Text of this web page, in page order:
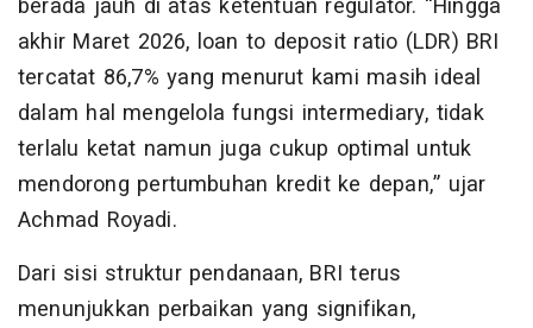
berada jauh di atas ketentuan regulator. “Hingga
akhir Maret 2026, loan to deposit ratio (LDR) BRI
tercatat 86,7% yang menurut kami masih ideal
dalam hal mengelola fungsi intermediary, tidak
terlalu ketat namun juga cukup optimal untuk
mendorong pertumbuhan kredit ke depan,” ujar
Achmad Royadi.
Dari sisi struktur pendanaan, BRI terus
menunjukkan perbaikan yang signifikan,